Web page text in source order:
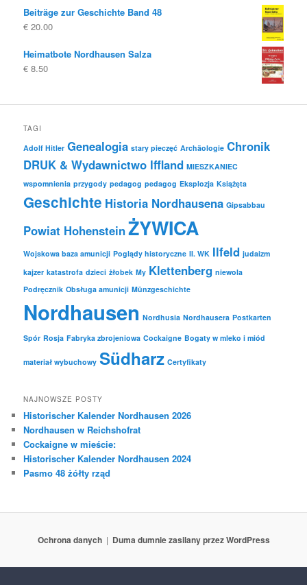
była: to:
Beiträge zur Geschichte Band 48
€ 20.00
Heimatbote Nordhausen Salza
€ 8.50
TAGI
Adolf Hitler Genealogia stary pieczęć Archäologie Chronik
DRUK & Wydawnictwo Iffland MIESZKANIEC
wspomnienia przygody pedagog pedagog Eksplozja Książęta
Geschichte Historia Nordhausena Gipsabbau
Powiat HohensteinŻYWICA
Wojskowa baza amunicji Poglądy historyczne II. WK Ilfeld judaizm
kajzer katastrofa dzieci żłobek My Klettenberg niewola
Podręcznik Obsługa amunicji Münzgeschichte
Nordhausen Nordhusia Nordhausera Postkarten
Spór Rosja Fabryka zbrojeniowa Cockaigne Bogaty w mleko i miód
materiał wybuchowy Südharz Certyfikaty
NAJNOWSZE POSTY
Historischer Kalender Nordhausen 2026
Nordhausen w Reichshofrat
Cockaigne w mieście:
Historischer Kalender Nordhausen 2024
Pasmo 48 żółty rząd
Ochrona danych Duma dumnie zasilany przez WordPress